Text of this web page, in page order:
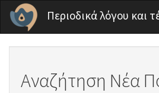
Παράκαμψη προς το κυρίως περιεχόμενο
Περιοδικά λόγου και
Αναζήτηση Νέα